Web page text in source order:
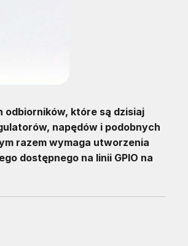
które są dzisiaj
napędów i podobnych
razem wymaga utworzenia
dostępnego na linii GPIO na